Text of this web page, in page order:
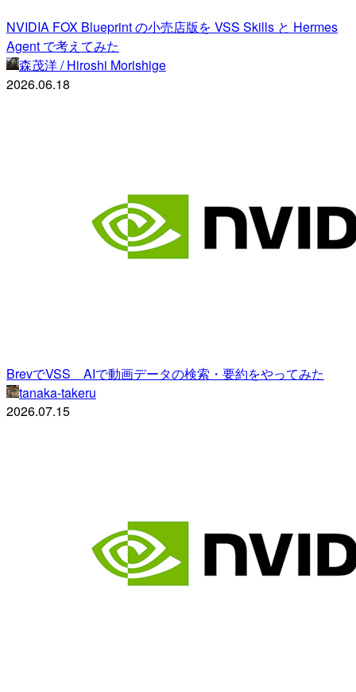
NVIDIA FOX Blueprint の小売店版を VSS Skills と Hermes
Agent で考えてみた
森茂洋 / Hiroshi Morishige
2026.06.18
BrevでVSS AIで動画データの検索・要約をやってみた
tanaka-takeru
2026.07.15